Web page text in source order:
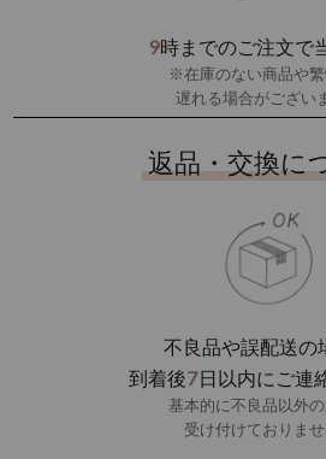
9時までのご注文で
※在庫のない商品や
遅れる場合がござい
返品・交換に
不良品や誤配送の
到着後7日以内にご連
基本的に不良品以外
受け付けておりませ